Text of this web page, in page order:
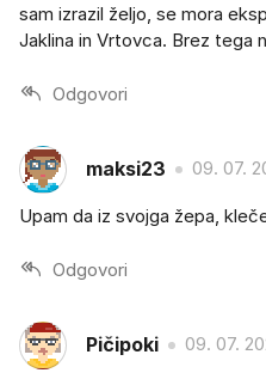
sam izrazil željo, se mora
Jaklina in Vrtovca. Brez tega
Odgovori
maksi23 09. 07.
Upam da iz svojga žepa,
Odgovori
Pičipoki 09. 07.